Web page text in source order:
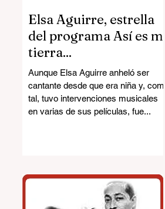
Elsa Aguirre, estrella
del programa Así es mi
tierra...
Aunque Elsa Aguirre anheló ser
cantante desde que era niña y, como
tal, tuvo intervenciones musicales
en varias de sus películas, fue...